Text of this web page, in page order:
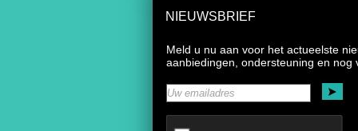
NIEUWSBRIEF
Meld u nu aan voor het actueelste
aanbiedingen, ondersteuning en nog